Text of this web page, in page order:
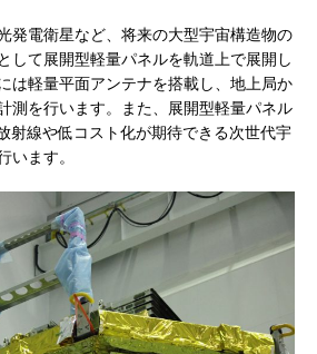
発電衛星など、将来の大型宇宙構造物の
して展開型軽量パネルを軌道上で展開し
は軽量平面アンテナを搭載し、地上局か
測を行います。また、展開型軽量パネル
射線や低コスト化が期待できる次世代宇
ます。